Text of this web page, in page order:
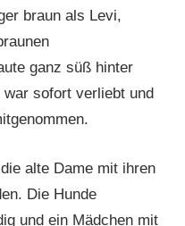
braun als Levi,
ganz süß hinter
sofort verliebt und
alte Dame mit ihren
Die Hunde
und ein Mädchen mit